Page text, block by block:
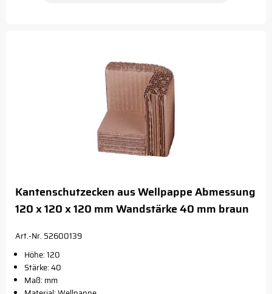
Kantenschutzecken aus Wellpappe Abmessung
120 x 120 x 120 mm Wandstärke 40 mm braun
Art.-Nr. 52600139
Höhe: 120
Stärke: 40
Maß: mm